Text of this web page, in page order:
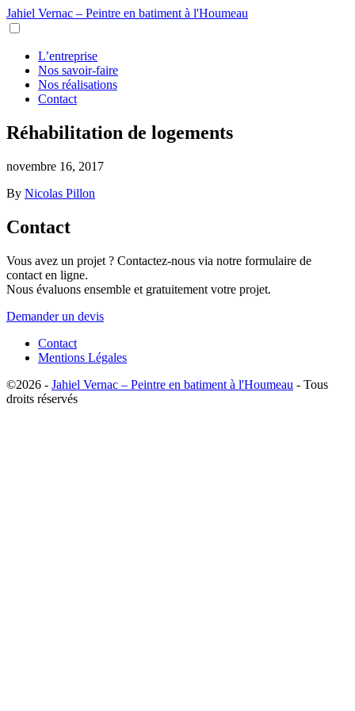
Jahiel Vernac – Peintre en batiment à l'Houmeau
L’entreprise
Nos savoir-faire
Nos réalisations
Contact
Réhabilitation de logements
novembre 16, 2017
By Nicolas Pillon
Contact
Vous avez un projet ? Contactez-nous via notre formulaire de
contact en ligne.
Nous évaluons ensemble et gratuitement votre projet.
Demander un devis
Contact
Mentions Légales
©2026 - Jahiel Vernac – Peintre en batiment à l'Houmeau - Tous
droits réservés